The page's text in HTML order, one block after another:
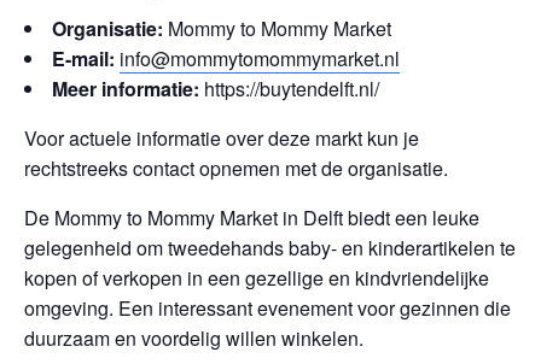
Organisatie: Mommy to Mommy Market
E-mail: info@mommytomommymarket.nl
Meer informatie: https://buytendelft.nl/
Voor actuele informatie over deze markt kun je
rechtstreeks contact opnemen met de organisatie.
De Mommy to Mommy Market in Delft biedt een leuke
gelegenheid om tweedehands baby- en kinderartikelen te
kopen of verkopen in een gezellige en kindvriendelijke
omgeving. Een interessant evenement voor gezinnen die
duurzaam en voordelig willen winkelen.